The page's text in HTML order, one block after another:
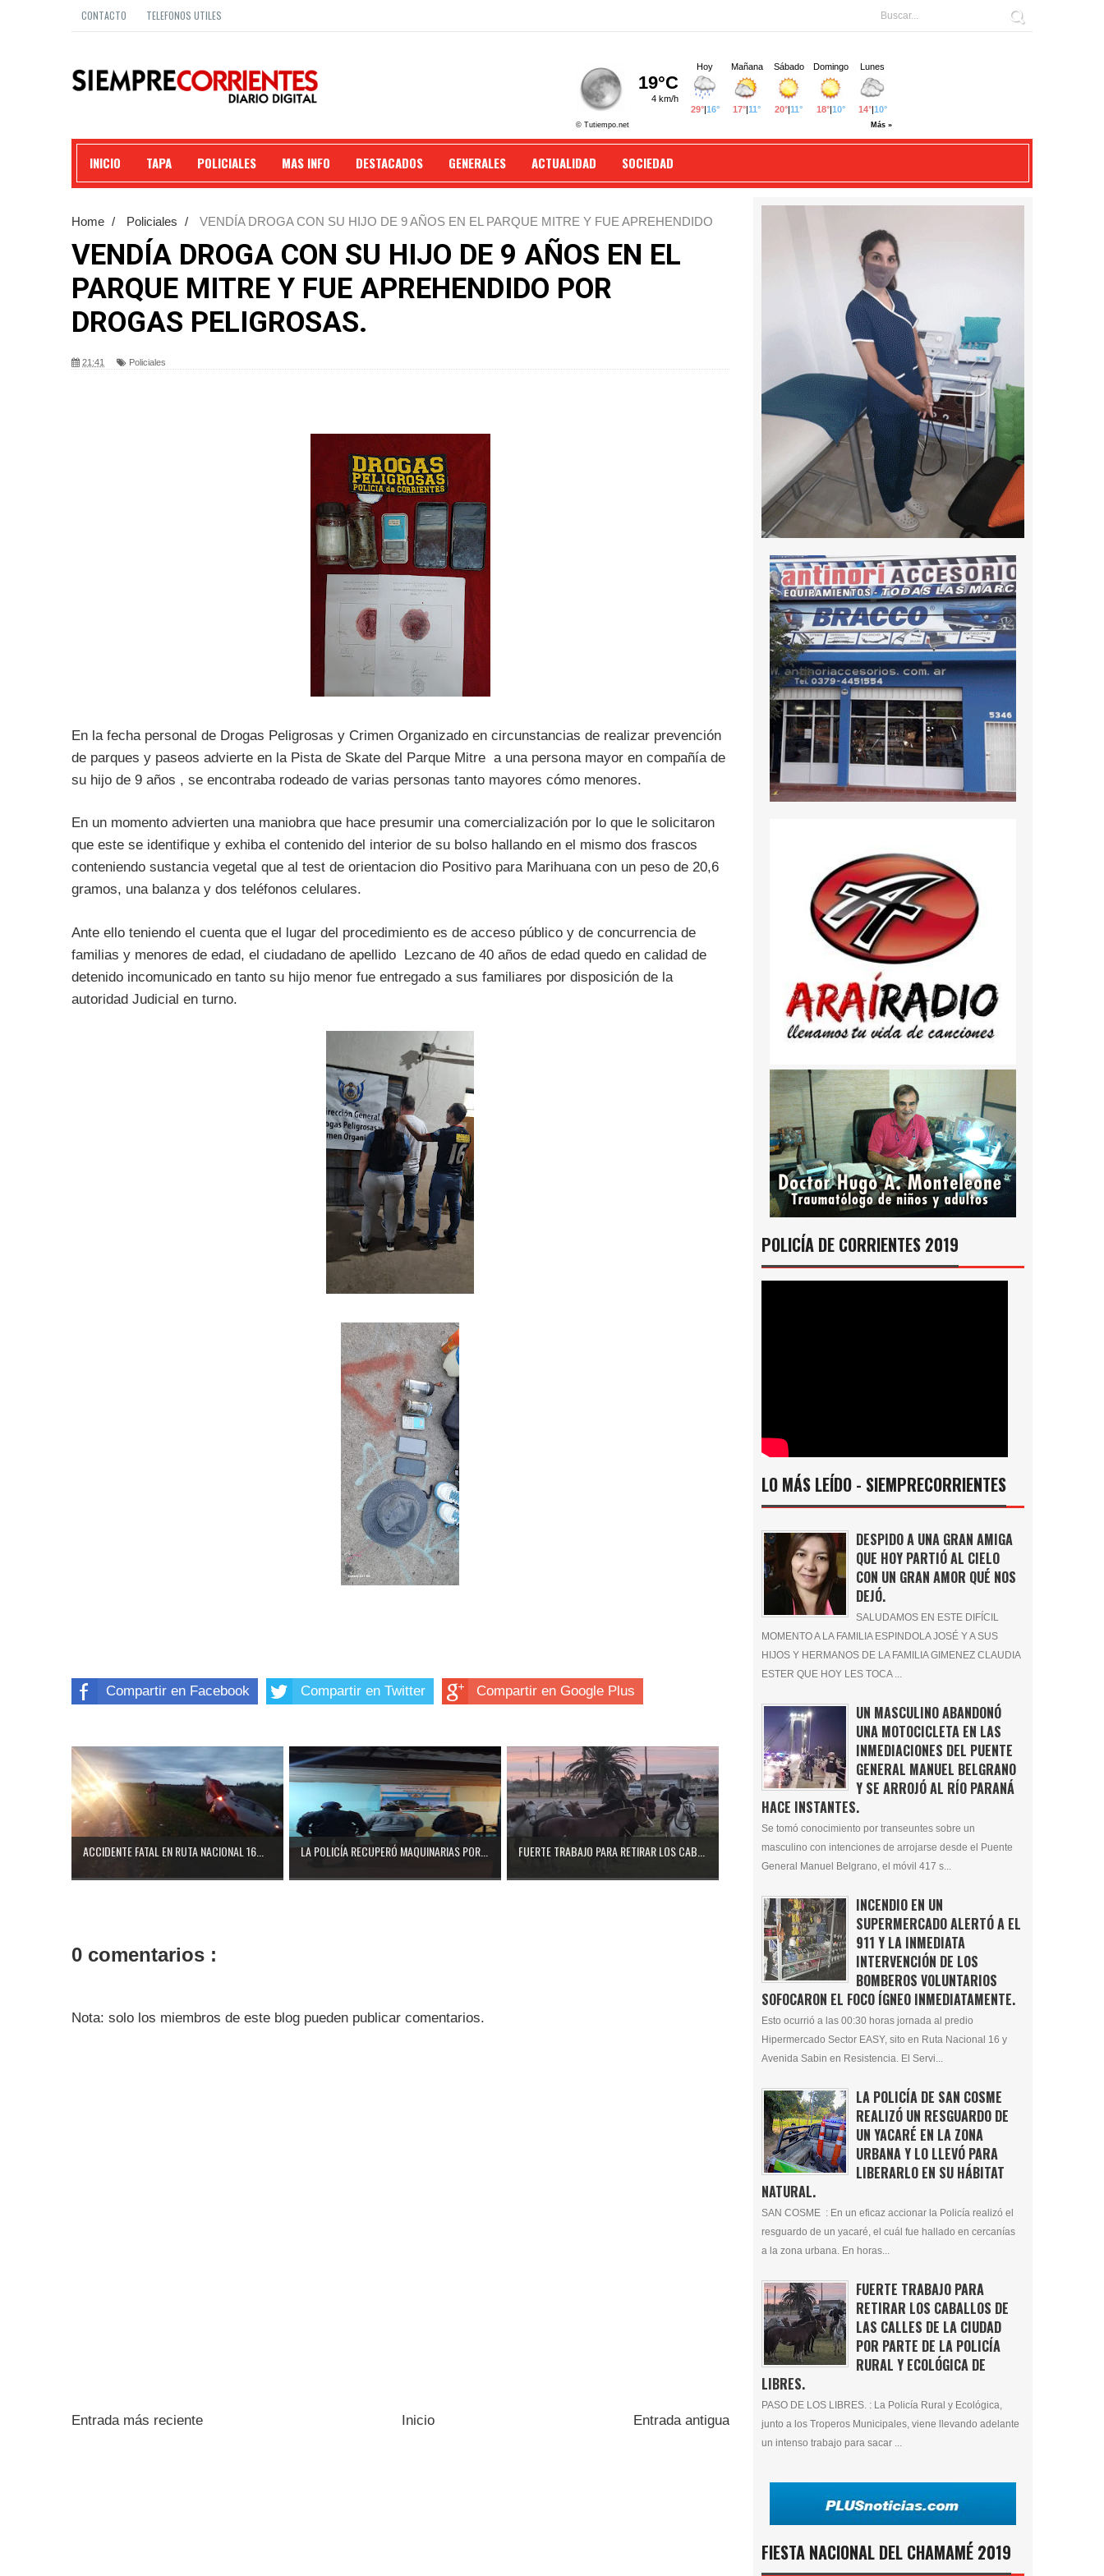
CONTACTO TELEFONOS UTILES
INICIO TAPA POLICIALES MAS INFO DESTACADOS GENERALES ACTUALIDAD SOCIEDAD
Home / Policiales /
VENDÍA DROGA CON SU HIJO DE 9 AÑOS EN EL PARQUE MITRE Y FUE APREHENDIDO
POR DROGAS PELIGROSAS.
VENDÍA DROGA CON SU HIJO DE 9 AÑOS EN EL
PARQUE MITRE Y FUE APREHENDIDO POR
DROGAS PELIGROSAS.
21:41 Policiales
En la fecha personal de Drogas Peligrosas y Crimen Organizado en circunstancias de realizar prevención
de parques y paseos advierte en la Pista de Skate del Parque Mitre a una persona mayor en compañía de
su hijo de 9 años , se encontraba rodeado de varias personas tanto mayores cómo menores.
En un momento advierten una maniobra que hace presumir una comercialización por lo que le solicitaron
que este se identifique y exhiba el contenido del interior de su bolso hallando en el mismo dos frascos
conteniendo sustancia vegetal que al test de orientacion dio Positivo para Marihuana con un peso de 20,6
gramos, una balanza y dos teléfonos celulares.
Ante ello teniendo el cuenta que el lugar del procedimiento es de acceso público y de concurrencia de
familias y menores de edad, el ciudadano de apellido Lezcano de 40 años de edad quedo en calidad de
detenido incomunicado en tanto su hijo menor fue entregado a sus familiares por disposición de la
autoridad Judicial en turno.
Compartir en Facebook Compartir en Twitter Compartir en Google Plus
ACCIDENTE FATAL EN RUTA NACIONAL 16... LA POLICÍA RECUPERÓ MAQUINARIAS POR... FUERTE TRABAJO PARA RETIRAR LOS CAB...
0 comentarios :
Nota: solo los miembros de este blog pueden publicar comentarios.
Entrada más reciente Entrada antigua
Inicio
POLICÍA DE CORRIENTES 2019
LO MÁS LEÍDO - SIEMPRECORRIENTES
DESPIDO A UNA GRAN AMIGA
QUE HOY PARTIÓ AL CIELO
CON UN GRAN AMOR QUÉ NOS
DEJÓ.
SALUDAMOS EN ESTE DIFÍCIL
MOMENTO A LA FAMILIA ESPINDOLA JOSÉ Y A SUS
HIJOS Y HERMANOS DE LA FAMILIA GIMENEZ CLAUDIA
ESTER QUE HOY LES TOCA ...
UN MASCULINO ABANDONÓ
UNA MOTOCICLETA EN LAS
INMEDIACIONES DEL PUENTE
GENERAL MANUEL BELGRANO
Y SE ARROJÓ AL RÍO PARANÁ
HACE INSTANTES.
Se tomó conocimiento por transeuntes sobre un
masculino con intenciones de arrojarse desde el Puente
General Manuel Belgrano, el móvil 417 s...
INCENDIO EN UN
SUPERMERCADO ALERTÓ A EL
911 Y LA INMEDIATA
INTERVENCIÓN DE LOS
BOMBEROS VOLUNTARIOS
SOFOCARON EL FOCO ÍGNEO INMEDIATAMENTE.
Esto ocurrió a las 00:30 horas jornada al predio
Hipermercado Sector EASY, sito en Ruta Nacional 16 y
Avenida Sabin en Resistencia. El Servi...
LA POLICÍA DE SAN COSME
REALIZÓ UN RESGUARDO DE
UN YACARÉ EN LA ZONA
URBANA Y LO LLEVÓ PARA
LIBERARLO EN SU HÁBITAT
NATURAL.
SAN COSME : En un eficaz accionar la Policía realizó el
resguardo de un yacaré, el cuál fue hallado en cercanías
a la zona urbana. En horas...
FUERTE TRABAJO PARA
RETIRAR LOS CABALLOS DE
LAS CALLES DE LA CIUDAD
POR PARTE DE LA POLICÍA
RURAL Y ECOLÓGICA DE
LIBRES.
PASO DE LOS LIBRES. : La Policía Rural y Ecológica,
junto a los Troperos Municipales, viene llevando adelante
un intenso trabajo para sacar ...
FIESTA NACIONAL DEL CHAMAMÉ 2019